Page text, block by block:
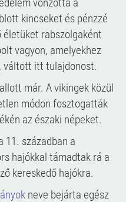
kincseket és pénzzé
rabszolgaként
vagyon, amelyekhez
váltott itt tulajdonost.
már. A vikingek közül
módon fosztogatták
az északi népeket.
11. században a
hajókkal támadtak rá a
kereskedő hajókra.
neve bejárta egész